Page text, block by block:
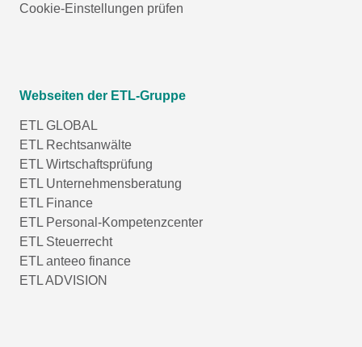
Cookie-Einstellungen prüfen
Webseiten der ETL-Gruppe
ETL GLOBAL
ETL Rechtsanwälte
ETL Wirtschaftsprüfung
ETL Unternehmensberatung
ETL Finance
ETL Personal-Kompetenzcenter
ETL Steuerrecht
ETL anteeo finance
ETL ADVISION